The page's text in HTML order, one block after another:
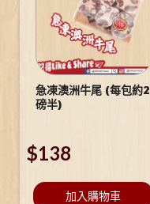
急凍澳洲牛尾 (每包約2
磅半)
$138
加入購物車